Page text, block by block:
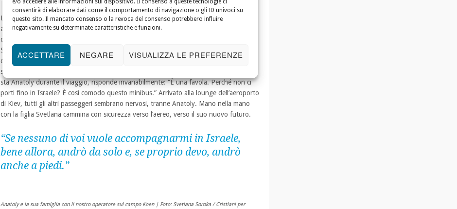
consentirà di elaborare dati come il comportamento di navigazione o gli ID univoci su
questo sito. Il mancato consenso o la revoca del consenso potrebbero influire
negativamente su determinate caratteristiche e funzioni.
ACCETTARE NEGARE VISUALIZZA LE PREFERENZE
Le sue figlie non vogliono andare con lui, spaventate dall’ignoto, e cercano di fermare
anche Anatoly. “Se nessuno di voi vuole accompagnarmi in Israele, bene allora, andrò
da solo e, se proprio devo, andrò anche a piedi.” Questo tocca la figlia minore,
Svetlana: insieme si preparano a partire. Quando arriva il momento, vengono raccolti
da Koen e dal suo team. Un lungo viaggio di oltre quattordici ore in una fitta nebbia,
superando blocchi stradali e percorrendo strade dissestate. Quando Koen chiede come
sta Anatoly durante il viaggio, risponde invariabilmente: “È una favola. Perché non ci
porti fino in Israele? È così comodo questo minibus.” Arrivato alla lounge dell’aeroporto
di Kiev, tutti gli altri passeggeri sembrano nervosi, tranne Anatoly. Mano nella mano
con la figlia Svetlana cammina con sicurezza verso l’aereo, verso il suo nuovo futuro.
“Se nessuno di voi vuole accompagnarmi in Israele,
bene allora, andrò da solo e, se proprio devo, andrò
anche a piedi.”
Anatoly e la sua famiglia con il nostro operatore sul campo Koen | Foto: Svetlana Soroka / Cristiani per